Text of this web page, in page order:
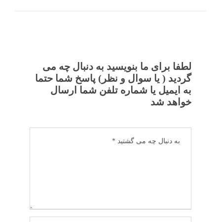
لطفا برای ما بنویسید به دنبال چه می
گردید ( یا سوال و نظر) پاسخ شما حتما
به ایمیل یا شماره تلفن شما ارسال
خواهد شد